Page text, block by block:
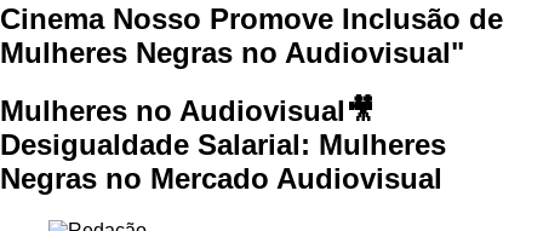
Cinema Nosso Promove Inclusão de
Mulheres Negras no Audiovisual"
Mulheres no Audiovisual🎥
Desigualdade Salarial: Mulheres
Negras no Mercado Audiovisual